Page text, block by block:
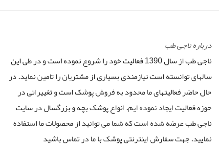
درباره ناجی طب
ناجی طب از سال 1390 فعالیت خود را شروع نموده است و در طی این
سالهای توانسته است نیازمندی بسیاری از مشتریان را تامین نماید. در
حال حاضر فعالیتهای ما محدود به فروش پوشک است و تغییراتی در
حوزه فعالیت ایجاد نموده ایم. انواع پوشک بچه و بزرگسال در سایت
ناجی طب عرضه شده است که شما می توانید از محصولات ما استفاده
نمایید. جهت سفارش اینترنتی پوشک با ما در تماس باشید